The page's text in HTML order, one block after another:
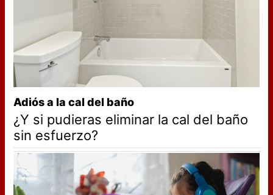
Adiós a la cal del baño
¿Y si pudieras eliminar la cal del baño
sin esfuerzo?